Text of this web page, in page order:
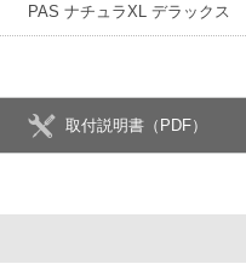
PAS ナチュラXL デラックス
取付説明書（PDF）